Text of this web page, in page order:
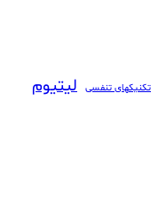
تکنیکهای تنفسی لیتیوم